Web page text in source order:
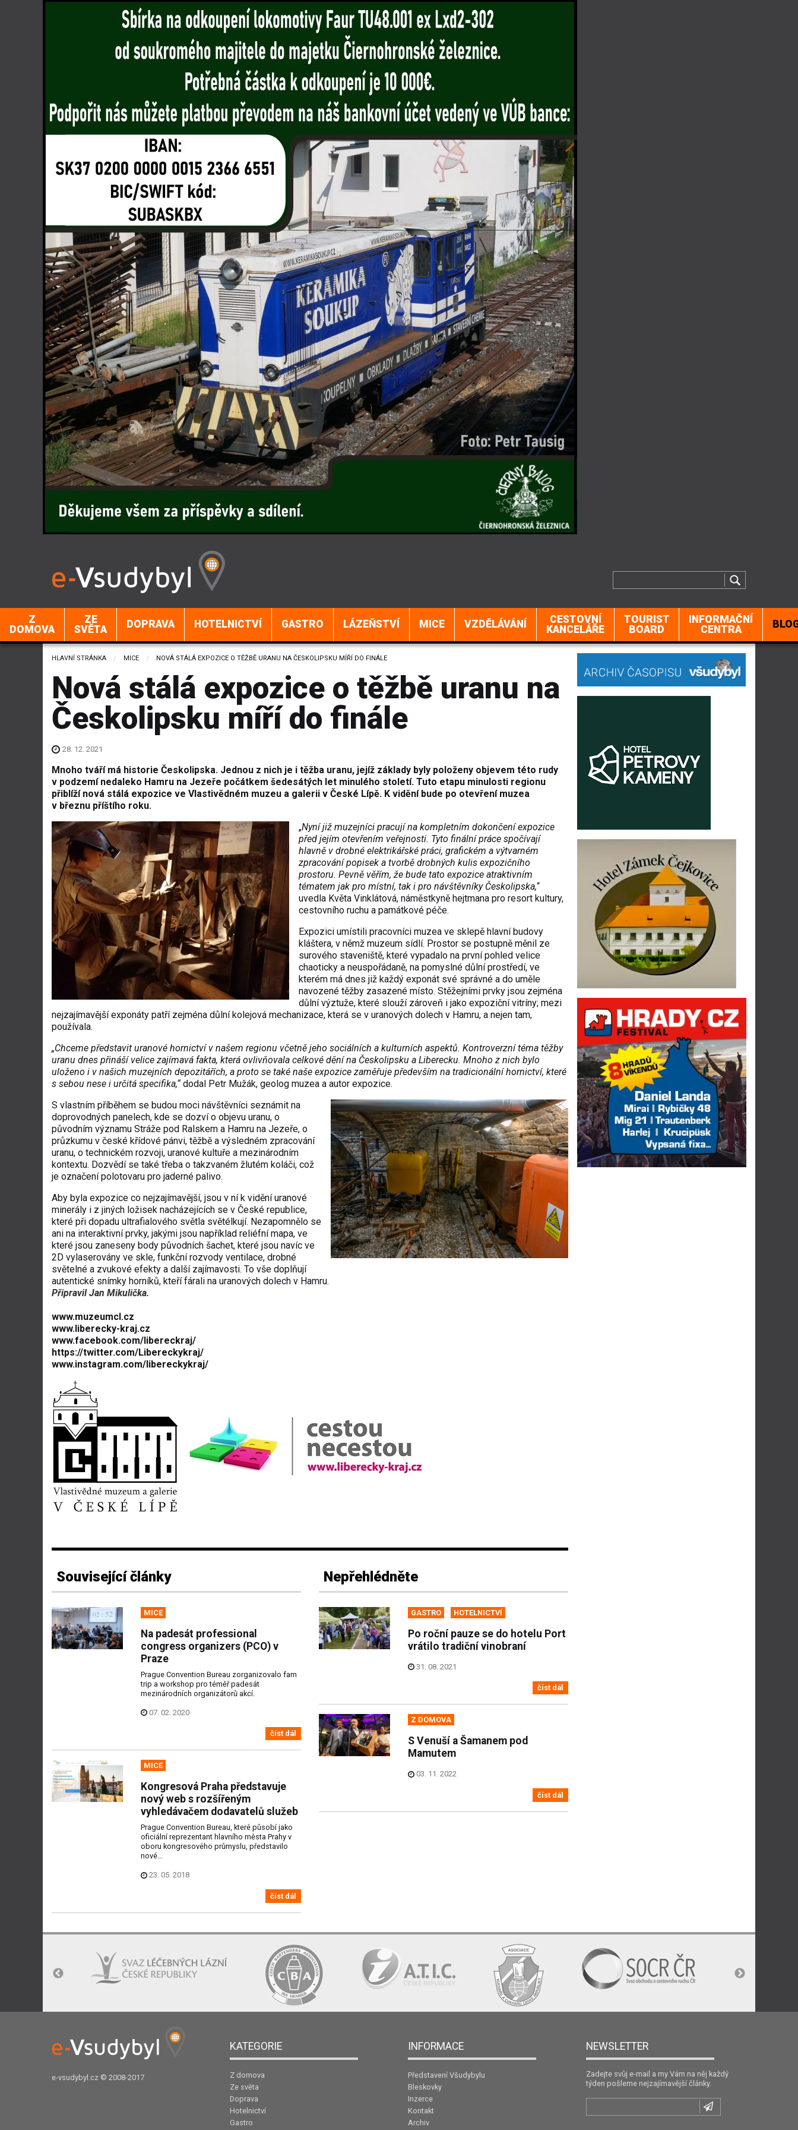
Z
DOMOVA
ZE
SVĚTA
DOPRAVA HOTELNICTVÍ GASTRO LÁZEŇSTVÍ MICE VZDĚLÁVÁNÍ
CESTOVNÍ
KANCELÁŘE
TOURIST
BOARD
INFORMAČNÍ
CENTRA
HLAVNÍ STRÁNKA MICE CURRENT:
NOVÁ STÁLÁ EXPOZICE O TĚŽBĚ URANU NA ČESKOLIPSKU MÍŘÍ DO FINÁLE
Nová stálá expozice o těžbě uranu na
Českolipsku míří do finále
28. 12. 2021
Mnoho tváří má historie Českolipska. Jednou z nich je i těžba uranu, jejíž základy byly položeny objevem této rudy
v podzemí nedaleko Hamru na Jezeře počátkem šedesátých let minulého století. Tuto etapu minulosti regionu
přiblíží nová stálá expozice ve Vlastivědném muzeu a galerii v České Lípě. K vidění bude po otevření muzea
v březnu příštího roku.
„Nyní již muzejníci pracují na kompletním dokončení expozice
před jejím otevřením veřejnosti. Tyto finální práce spočívají
hlavně v drobné elektrikářské práci, grafickém a výtvarném
zpracování popisek a tvorbě drobných kulis expozičního
prostoru. Pevně věřím, že bude tato expozice atraktivním
tématem jak pro místní, tak i pro návštěvníky Českolipska,“
uvedla Květa Vinklátová, náměstkyně hejtmana pro resort kultury,
cestovního ruchu a památkové péče.
Expozici umístili pracovníci muzea ve sklepě hlavní budovy
kláštera, v němž muzeum sídlí. Prostor se postupně měnil ze
surového staveniště, které vypadalo na první pohled velice
chaoticky a neuspořádaně, na pomyslné důlní prostředí, ve
kterém má dnes již každý exponát své správné a do uměle
navozené těžby zasazené místo. Stěžejními prvky jsou zejména
důlní výztuže, které slouží zároveň i jako expoziční vitríny; mezi
nejzajímavější exponáty patří zejména důlní kolejová mechanizace, která se v uranových dolech v Hamru, a nejen tam,
používala.
„Chceme představit uranové hornictví v našem regionu včetně jeho sociálních a kulturních aspektů. Kontroverzní téma těžby
uranu dnes přináší velice zajímavá fakta, která ovlivňovala celkové dění na Českolipsku a Liberecku. Mnoho z nich bylo
uloženo i v našich muzejních depozitářích, a proto se také naše expozice zaměřuje především na tradicionální hornictví, které
s sebou nese i určitá specifika,“dodal Petr Mužák, geolog muzea a autor expozice.
S vlastním příběhem se budou moci návštěvníci seznámit na
doprovodných panelech, kde se dozví o objevu uranu, o
původním významu Stráže pod Ralskem a Hamru na Jezeře, o
průzkumu v české křídové pánvi, těžbě a výsledném zpracování
uranu, o technickém rozvoji, uranové kultuře a mezinárodním
kontextu. Dozvědí se také třeba o takzvaném žlutém koláči, což
je označení polotovaru pro jaderné palivo.
Aby byla expozice co nejzajímavější, jsou v ní k vidění uranové
minerály i z jiných ložisek nacházejících se v České republice,
které při dopadu ultrafialového světla světélkují. Nezapomnělo se
ani na interaktivní prvky, jakými jsou například reliéfní mapa, ve
které jsou zaneseny body původních šachet, které jsou navíc ve
2D vylaserovány ve skle, funkční rozvody ventilace, drobné
světelné a zvukové efekty a další zajímavosti. To vše doplňují
autentické snímky horníků, kteří fárali na uranových dolech v Hamru.
Připravil Jan Mikulička.
www.muzeumcl.cz
www.liberecky-kraj.cz
www.facebook.com/libereckraj/
https://twitter.com/Libereckykraj/
www.instagram.com/libereckykraj/
Související články
MICE
Na padesát professional
congress organizers (PCO) v
Praze
Prague Convention Bureau zorganizovalo fam
trip a workshop pro téměř padesát
mezinárodních organizátorů akcí.
07. 02. 2020
číst dál
MICE
Kongresová Praha představuje
nový web s rozšířeným
vyhledávačem dodavatelů služeb
Prague Convention Bureau, které působí jako
oficiální reprezentant hlavního města Prahy v
oboru kongresového průmyslu, představilo
nové...
23. 05. 2018
číst dál
Nepřehlédněte
GASTRO HOTELNICTVÍ
Po roční pauze se do hotelu Port
vrátilo tradiční vinobraní
31. 08. 2021
číst dál
Z DOMOVA
S Venuší a Šamanem pod
Mamutem
03. 11. 2022
číst dál
e-vsudybyl.cz © 2008-2017
KATEGORIE
Z domova
Ze světa
Doprava
Hotelnictví
Gastro
INFORMACE
Představení Všudybylu
Bleskovky
Inzerce
Kontakt
Archiv
NEWSLETTER
Zadejte svůj e-mail a my Vám na něj každý
týden pošleme nejzajímavější články.